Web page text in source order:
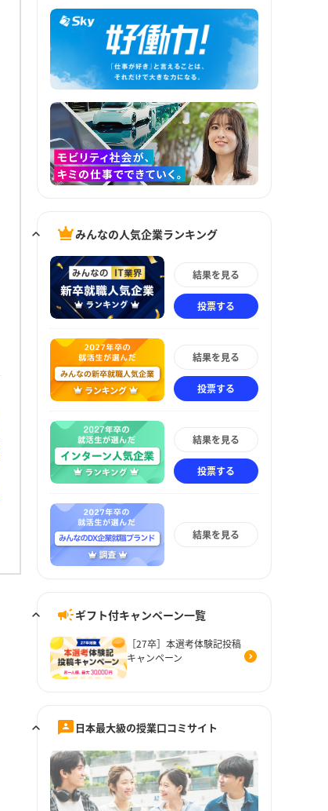
みんなの人気企業ランキング
結果を見る
投票する
結果を見る
投票する
結果を見る
投票する
結果を見る
ギフト付キャンペーン一覧
［27卒］本選考体験記投稿
キャンペーン
日本最大級の授業口コミサイト